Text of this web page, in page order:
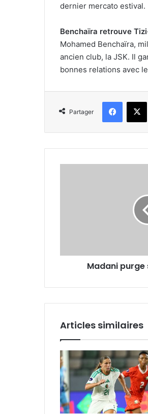
dernier mercato estival.
Benchaïra retrouve
Mohamed Benchaïra,
ancien club, la JSK. Il
bonnes relations avec
Partager
X
Madani purge
Articles similaires